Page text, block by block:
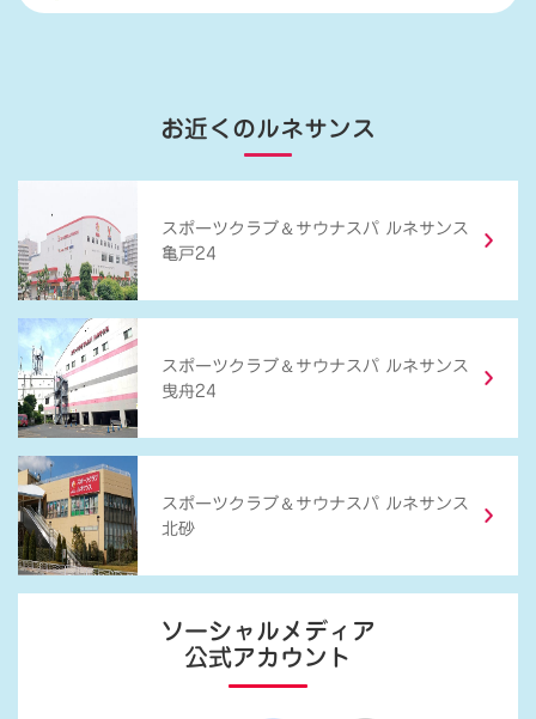
お近くのルネサンス
スポーツクラブ ＆ サウナスパ ルネサンス
亀戸24
スポーツクラブ ＆ サウナスパ ルネサンス
曳舟24
スポーツクラブ ＆ サウナスパ ルネサンス
北砂
ソーシャルメディア
公式アカウント